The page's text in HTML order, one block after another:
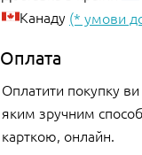
Канаду (* умови
Оплата
Оплатити покупку
яким зручним
карткою, онлайн.